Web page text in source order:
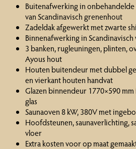
Buitenafwerking in
van Scandinavisch grenenhout
Zadeldak afgewerkt met zwarte
Binnenafwerking in
3 banken, rugleuningen, plinten,
Ayous hout
Houten buitendeur met dubbel
en vierkant houten handvat
Glazen binnendeur 1770×590
glas
Saunaoven 8 kW, 380V met
Hoofdsteunen, saunaverlichting,
vloer
Extra kosten voor op maat